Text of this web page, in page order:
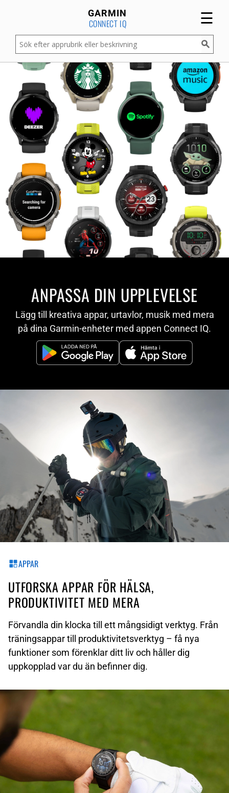
GARMIN
CONNECT IQ ☰
ANPASSA DIN UPPLEVELSE
Lägg till kreativa appar, urtavlor, musik med mera
på dina Garmin-enheter med appen Connect IQ.
APPAR
UTFORSKA APPAR FÖR HÄLSA,
PRODUKTIVITET MED MERA
Förvandla din klocka till ett mångsidigt verktyg. Från
träningsappar till produktivitetsverktyg – få nya
funktioner som förenklar ditt liv och håller dig
uppkopplad var du än befinner dig.